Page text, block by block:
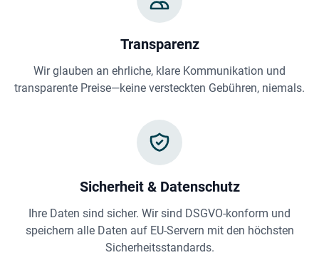
Transparenz
Wir glauben an ehrliche, klare Kommunikation und
transparente Preise—keine versteckten Gebühren, niemals.
Sicherheit & Datenschutz
Ihre Daten sind sicher. Wir sind DSGVO-konform und
speichern alle Daten auf EU-Servern mit den höchsten
Sicherheitsstandards.